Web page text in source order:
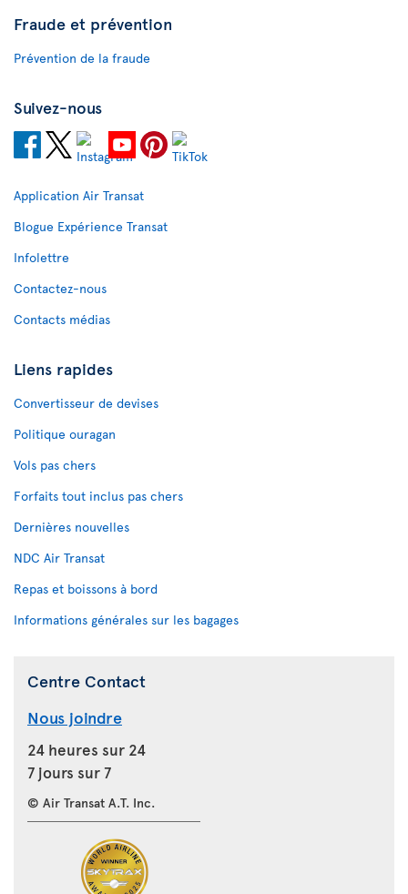
Fraude et prévention
Prévention de la fraude
Suivez-nous
Application Air Transat
Blogue Expérience Transat
Infolettre
Contactez-nous
Contacts médias
Liens rapides
Convertisseur de devises
Politique ouragan
Vols pas chers
Forfaits tout inclus pas chers
Dernières nouvelles
NDC Air Transat
Repas et boissons à bord
Informations générales sur les bagages
Centre Contact
Nous joindre
24 heures sur 24
7 jours sur 7
© Air Transat A.T. Inc.